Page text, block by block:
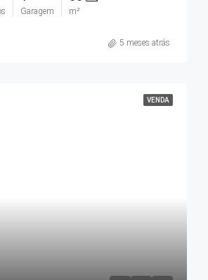
Garagem m²
5 meses atrás
VENDA